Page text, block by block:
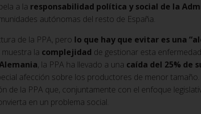
a la responsabilidad política y social de la
autónomas del resto de España.
de la PPA, pero lo que hay que evitar es una
la complejidad de gestionar esta
, la PPA ha llevado a una caída del 25% de
afección sobre los productores de menor
la PPA que, conjuntamente con el enfoque
en un problema social.